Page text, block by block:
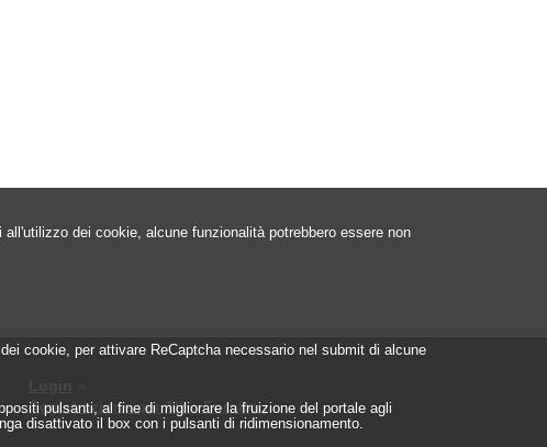
Registrazione per Albo Fornitori»
dei cookie, alcune funzionalità potrebbero essere non
cookie, per attivare ReCaptcha necessario nel submit di alcune
pulsanti, al fine di migliorare la fruizione del portale agli
disattivato il box con i pulsanti di ridimensionamento.